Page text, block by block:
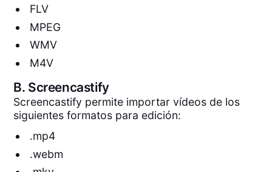
FLV
MPEG
WMV
M4V
B. Screencastify
Screencastify permite importar vídeos de los
siguientes formatos para edición:
.mp4
.webm